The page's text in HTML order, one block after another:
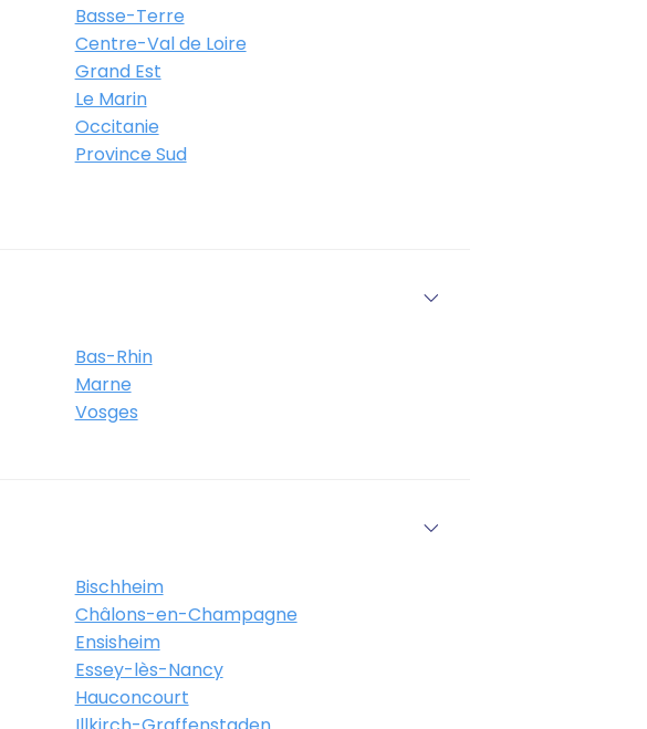
Basse-Terre
Centre-Val de Loire
Grand Est
Le Marin
Occitanie
Province Sud
Bas-Rhin
Marne
Vosges
Bischheim
Châlons-en-Champagne
Ensisheim
Essey-lès-Nancy
Hauconcourt